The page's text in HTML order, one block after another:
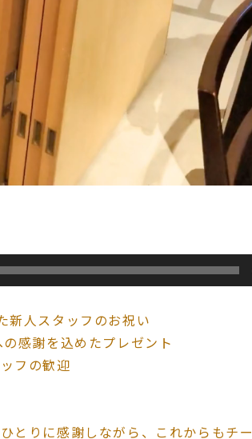
新人スタッフのお祝い
感謝を込めたプレゼント
フの歓迎
とりに感謝しながら、これからもチ